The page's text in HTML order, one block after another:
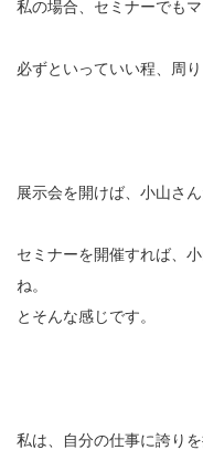
私の場合、セミナーでも
必ずといっていい程、周り
展示会を開けば、小山さ
セミナーを開催すれば、
ね。
とそんな感じです。
私は、自分の仕事に誇り